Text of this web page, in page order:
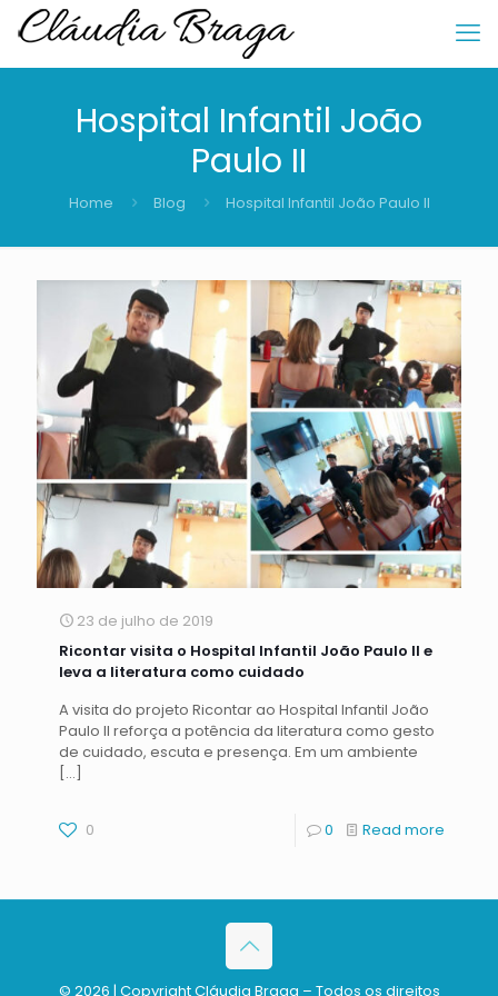
Hospital Infantil João
Paulo II
Home Blog Hospital Infantil João Paulo II
23 de julho de 2019
Ricontar visita o Hospital Infantil João Paulo II e
leva a literatura como cuidado
A visita do projeto Ricontar ao Hospital Infantil João
Paulo II reforça a potência da literatura como gesto
de cuidado, escuta e presença. Em um ambiente
[…]
0 0 Read more
© 2026 | Copyright Cláudia Braga – Todos os direitos